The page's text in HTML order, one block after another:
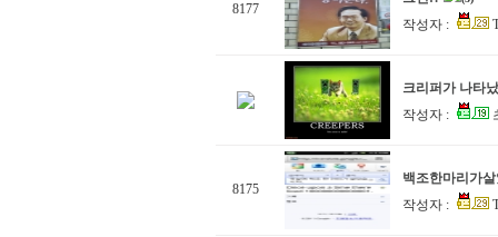
8177
작성자 :
크리퍼가 나타
작성자 :
8175
백조한마리가
작성자 :